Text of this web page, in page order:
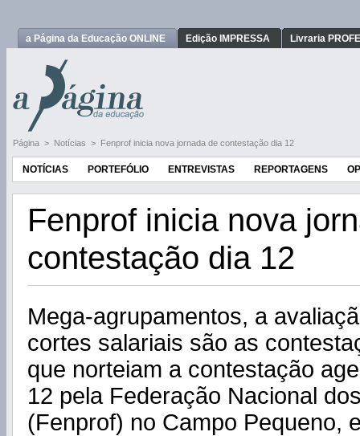
a Página da Educação ONLINE Edição IMPRESSA Livraria
Página > Notícias > Fenprof inicia nova jornada de contestação dia 12
NOTÍCIAS PORTEFÓLIO ENTREVISTAS REPORTAGENS
Fenprof inicia nova
contestação dia 12
Mega-agrupamentos, a
cortes salariais são as
que norteiam a contestação
12 pela Federação Nacional
(Fenprof) no Campo Pequeno,